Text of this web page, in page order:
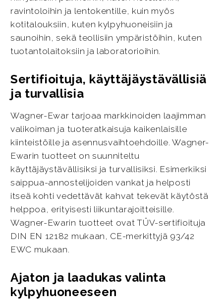
ravintoloihin ja lentokentille, kuin myös
kotitalouksiin, kuten kylpyhuoneisiin ja
saunoihin, sekä teollisiin ympäristöihin, kuten
tuotantolaitoksiin ja laboratorioihin.
Sertifioituja, käyttäjäystävällisiä
ja turvallisia
Wagner-Ewar tarjoaa markkinoiden laajimman
valikoiman ja tuoteratkaisuja kaikenlaisille
kiinteistöille ja asennusvaihtoehdoille. Wagner-
Ewarin tuotteet on suunniteltu
käyttäjäystävällisiksi ja turvallisiksi. Esimerkiksi
saippua-annostelijoiden vankat ja helposti
itseä kohti vedettävät kahvat tekevät käytöstä
helppoa, erityisesti liikuntarajoitteisille.
Wagner-Ewarin tuotteet ovat TÜV-sertifioituja
DIN EN 12182 mukaan, CE-merkittyjä 93/42
EWC mukaan.
Ajaton ja laadukas valinta
kylpyhuoneeseen